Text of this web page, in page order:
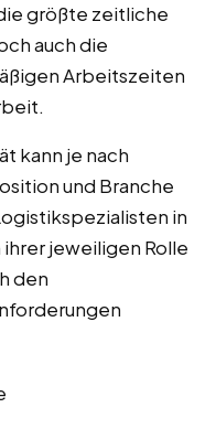
größte zeitliche
auch die
Arbeitszeiten
kann je nach
und Branche
in
jeweiligen Rolle
den